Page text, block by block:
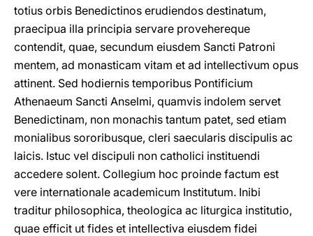
totius orbis Benedictinos erudiendos destinatum,
praecipua illa principia servare provehereque
contendit, quae, secundum eiusdem Sancti Patroni
mentem, ad monasticam vitam et ad intellectivum opus
attinent. Sed hodiernis temporibus Pontificium
Athenaeum Sancti Anselmi, quamvis indolem servet
Benedictinam, non monachis tantum patet, sed etiam
monialibus sororibusque, cleri saecularis discipulis ac
laicis. Istuc vel discipuli non catholici instituendi
accedere solent. Collegium hoc proinde factum est
vere internationale academicum Institutum. Inibi
traditur philosophica, theologica ac liturgica institutio,
quae efficit ut fides et intellectiva eiusdem fidei